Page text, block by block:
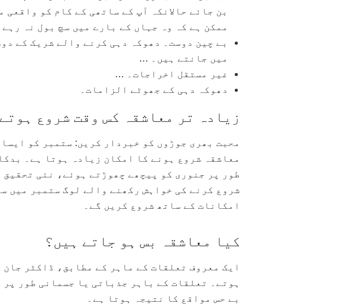
بن جائے حالانکہ آپ کے ساتھی کے کام کو واقعی
ممکن ہے کہ وہ جہاں کے بارے میں سچ بول نہ رہے
بے چین دوست۔ دھوکہ دہی کرنے والے شریک کے
میں جانتے ہیں۔ …
غیر مستقل اخراجات۔ …
دھوکہ دہی کے جھوٹے الزامات۔
زیادہ تر معاشقہ کس وقت شروع
محبت بھری جوڑوں کو خبردار کریں: ستمبر کو
معاشقہ شروع ہونے کا امکان زیادہ ہوتا ہے۔
طور پر جنوری کو پیچھے چھوڑتے ہوئے، نئی تحقیق
شروع کرنے کی خواہش رکھنے والے لوگ ستمبر میں
امکانات کے ساتھ شروع کریں گے۔
کیا معاشقہ بس ہو جاتے ہیں؟
ایک معروف تعلقات کے ماہر کے مطابق، ڈاکٹر
ہوتے۔ تعلقات کے باہر جذباتی یا جسمانی طور
بے حس مواقع کا نتیجہ ہوتا ہے۔